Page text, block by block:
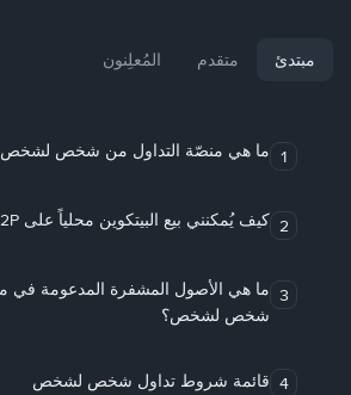
مبتدئ متقدم المُعلِنون
1 ما هي منصّة التداول من شخص
2 كيف يُمكنني بيع البيتكوين محلياً على Binance P2P؟
3 ما هي الأصول المشفرة المدعومة في
شخص لشخص؟
4 قائمة شروط تداول شخص لشخص